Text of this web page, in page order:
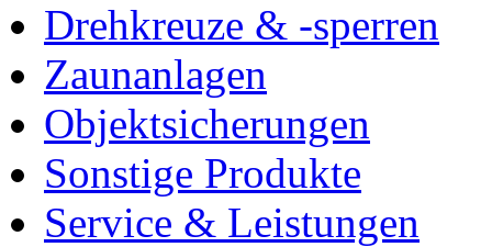
Drehkreuze & -sperren
Zaunanlagen
Objektsicherungen
Sonstige Produkte
Service & Leistungen